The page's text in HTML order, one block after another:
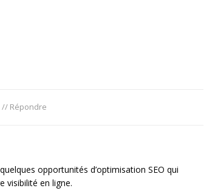
// Répondre
opportunités d’optimisation SEO qui
visibilité en ligne.